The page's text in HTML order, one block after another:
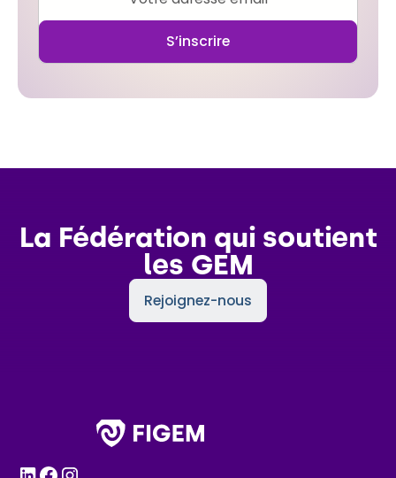
La Fédération qui soutient
les GEM
Rejoignez-nous